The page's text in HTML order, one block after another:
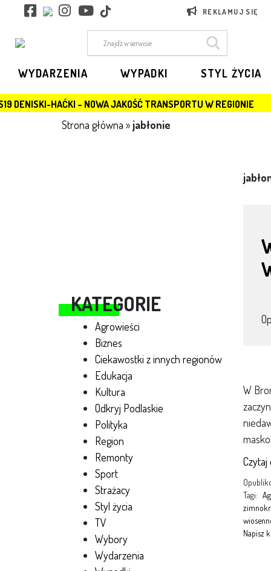
REKLAMUJ SIĘ
WYDARZENIA WYPADKI STYL ŻYCIA
DENISKI-HAĆKI – NOWA JAKOŚĆ TRANSPORTU W REGIONIE
Strona główna » jabłonie
KATEGORIE
Agrowieści
Biznes
Ciekawostki z innych regionów
Edukacja
Kultura
Odkryj Podlaskie
Polityka
Region
Remonty
Sport
Strażacy
Styl życia
TV
Wybory
Wydarzenia
W
Tagi:
Napisz